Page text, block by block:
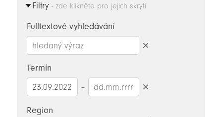
Filtry- zde klikněte pro jejich skrytí
Fulltextové vyhledávání
Termín
–
Region